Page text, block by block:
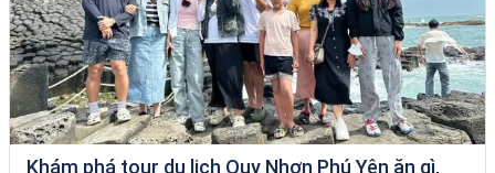
Khám phá tour du lịch Quy Nhơn Phú Yên ăn gì,